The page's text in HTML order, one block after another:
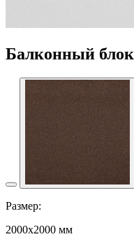
Балконный блок
Размер:
2000x2000 мм